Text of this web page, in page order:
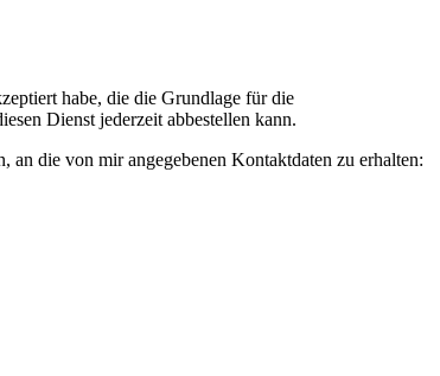
habe, die die Grundlage für die
Dienst jederzeit abbestellen kann.
die von mir angegebenen Kontaktdaten zu erhalten: